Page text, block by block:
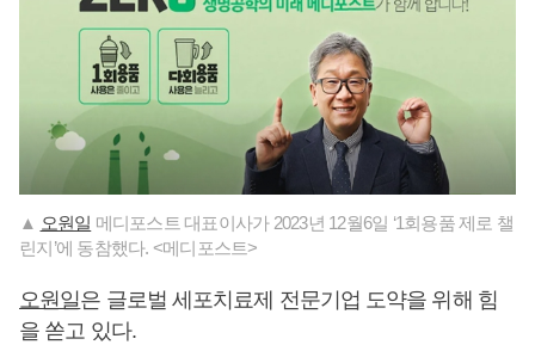
▲ 오원일 메디포스트 대표이사가 2023년 12월6일 ‘1회용품 제로 챌
린지’에 동참했다. <메디포스트>
오원일은 글로벌 세포치료제 전문기업 도약을 위해 힘
을 쏟고 있다.